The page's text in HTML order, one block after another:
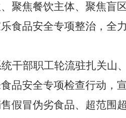
聚焦餐饮主体、聚焦盲
食品安全专项整治 ， 全力
干部职工轮流驻扎关山
品安全专项检查行动 ，
假冒伪劣食品、超范围